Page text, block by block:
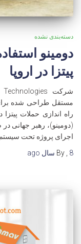
دسته‌بندی نشده
دومینو
پیتزا در اروپا
مستقل طراحی شده
(دومینو)، رهبر جهانی
اجرای پروژه تحت سیستم DRU (واحد رباتیک
By
8 سال